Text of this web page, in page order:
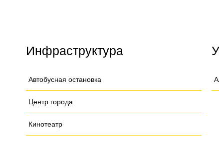
Инфраструктура
Автобусная остановка
Центр города
Кинотеатр